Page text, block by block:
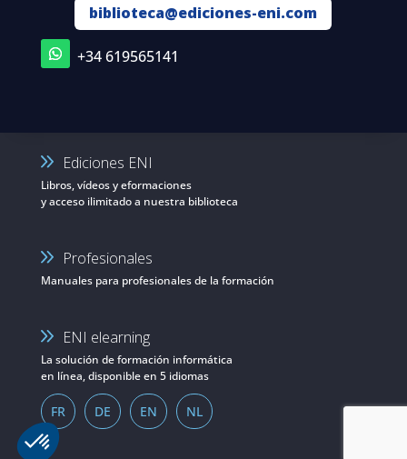
biblioteca@ediciones-eni.com
+34 619565141
Ediciones ENI
Libros, vídeos y eformaciones
y acceso ilimitado a nuestra biblioteca
Profesionales
Manuales para profesionales de la formación
ENI elearning
La solución de formación informática
en línea, disponible en 5 idiomas
FR DE EN NL